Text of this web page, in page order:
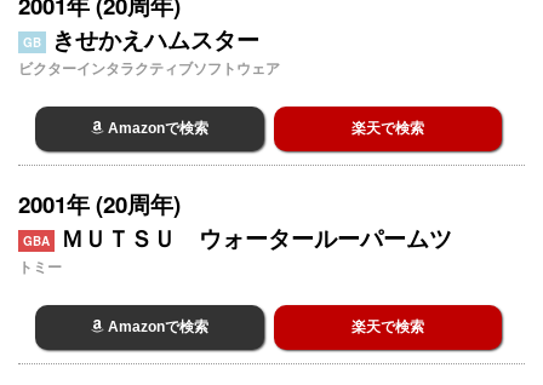
GB きせかえハムスター
ビクターインタラクティブソフトウェア
Amazonで検索 楽天で検索
2001年 (20周年)
GBA ＭＵＴＳＵ ウォータールーパームツ
トミー
Amazonで検索 楽天で検索